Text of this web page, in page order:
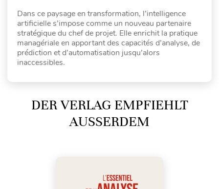
Dans ce paysage en transformation, l’intelligence
artificielle s’impose comme un nouveau partenaire
stratégique du chef de projet. Elle enrichit la pratique
managériale en apportant des capacités d’analyse, de
prédiction et d’automatisation jusqu’alors
inaccessibles.
DER VERLAG EMPFIEHLT
AUSSERDEM